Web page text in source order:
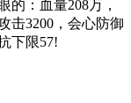
的：血量208万，
击3200，会心防御
下限57!